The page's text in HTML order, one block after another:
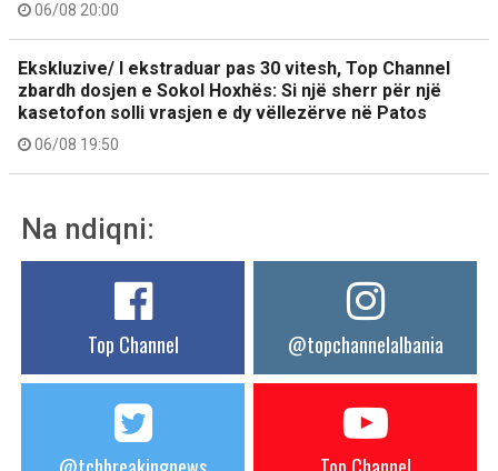
06/08 20:00
Ekskluzive/ I ekstraduar pas 30 vitesh, Top Channel
zbardh dosjen e Sokol Hoxhës: Si një sherr për një
kasetofon solli vrasjen e dy vëllezërve në Patos
06/08 19:50
Na ndiqni:
Top Channel @topchannelalbania